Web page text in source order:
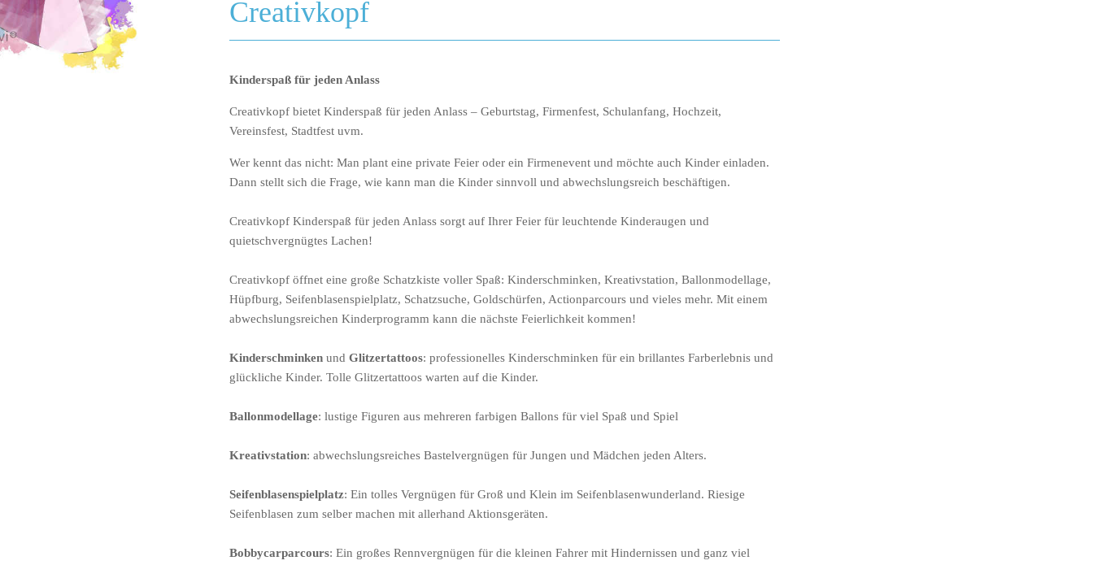
Creativkopf
Kinderspaß für jeden Anlass
Creativkopf bietet Kinderspaß für jeden Anlass – Geburtstag, Firmenfest, Schulanfang, Hochzeit,
Vereinsfest, Stadtfest uvm.
Wer kennt das nicht: Man plant eine private Feier oder ein Firmenevent und möchte auch Kinder einladen.
Dann stellt sich die Frage, wie kann man die Kinder sinnvoll und abwechslungsreich beschäftigen.
Creativkopf Kinderspaß für jeden Anlass sorgt auf Ihrer Feier für leuchtende Kinderaugen und
quietschvergnügtes Lachen!
Creativkopf öffnet eine große Schatzkiste voller Spaß: Kinderschminken, Kreativstation, Ballonmodellage,
Hüpfburg, Seifenblasenspielplatz, Schatzsuche, Goldschürfen, Actionparcours und vieles mehr. Mit einem
abwechslungsreichen Kinderprogramm kann die nächste Feierlichkeit kommen!
Kinderschminken und Glitzertattoos: professionelles Kinderschminken für ein brillantes Farberlebnis und
glückliche Kinder. Tolle Glitzertattoos warten auf die Kinder.
Ballonmodellage: lustige Figuren aus mehreren farbigen Ballons für viel Spaß und Spiel
Kreativstation: abwechslungsreiches Bastelvergnügen für Jungen und Mädchen jeden Alters.
Seifenblasenspielplatz: Ein tolles Vergnügen für Groß und Klein im Seifenblasenwunderland. Riesige
Seifenblasen zum selber machen mit allerhand Aktionsgeräten.
Bobbycarparcours: Ein großes Rennvergnügen für die kleinen Fahrer mit Hindernissen und ganz viel